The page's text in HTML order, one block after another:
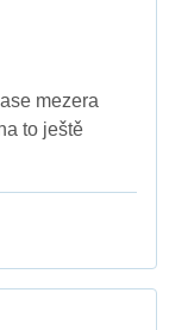
mezera
to ještě